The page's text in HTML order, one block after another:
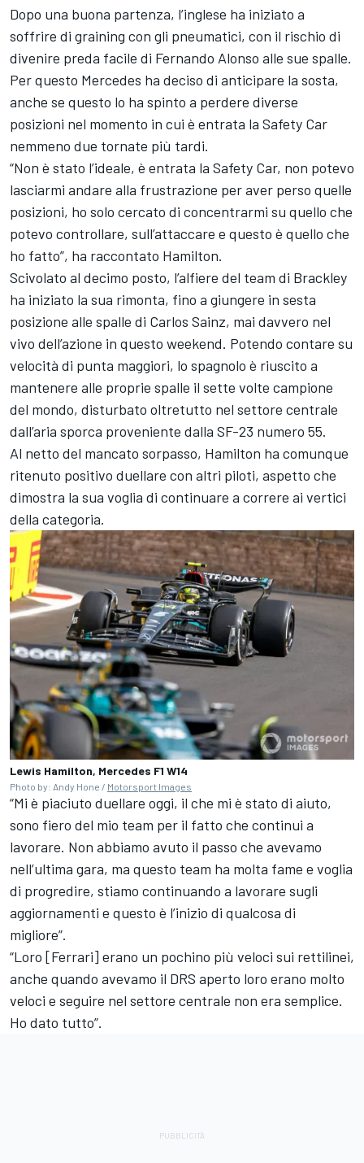
Dopo una buona partenza, l’inglese ha iniziato a
soffrire di graining con gli pneumatici, con il rischio di
divenire preda facile di Fernando Alonso alle sue spalle.
Per questo Mercedes ha deciso di anticipare la sosta,
anche se questo lo ha spinto a perdere diverse
posizioni nel momento in cui è entrata la Safety Car
nemmeno due tornate più tardi.
“Non è stato l’ideale, è entrata la Safety Car, non potevo
lasciarmi andare alla frustrazione per aver perso quelle
posizioni, ho solo cercato di concentrarmi su quello che
potevo controllare, sull’attaccare e questo è quello che
ho fatto”, ha raccontato Hamilton.
Scivolato al decimo posto, l’alfiere del team di Brackley
ha iniziato la sua rimonta, fino a giungere in sesta
posizione alle spalle di Carlos Sainz, mai davvero nel
vivo dell’azione in questo weekend. Potendo contare su
velocità di punta maggiori, lo spagnolo è riuscito a
mantenere alle proprie spalle il sette volte campione
del mondo, disturbato oltretutto nel settore centrale
dall’aria sporca proveniente dalla SF-23 numero 55.
Al netto del mancato sorpasso, Hamilton ha comunque
ritenuto positivo duellare con altri piloti, aspetto che
dimostra la sua voglia di continuare a correre ai vertici
della categoria.
Lewis Hamilton, Mercedes F1 W14
Photo by: Andy Hone / Motorsport Images
“Mi è piaciuto duellare oggi, il che mi è stato di aiuto,
sono fiero del mio team per il fatto che continui a
lavorare. Non abbiamo avuto il passo che avevamo
nell’ultima gara, ma questo team ha molta fame e voglia
di progredire, stiamo continuando a lavorare sugli
aggiornamenti e questo è l’inizio di qualcosa di
migliore”.
“Loro [Ferrari] erano un pochino più veloci sui rettilinei,
anche quando avevamo il DRS aperto loro erano molto
veloci e seguire nel settore centrale non era semplice.
Ho dato tutto”.